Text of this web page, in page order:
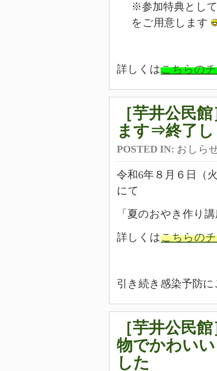
※参加特典とし
をご用意します
詳しくはこちらの
［芋井公民
ます⇒終了
POSTED IN: おしら
令和6年８月６日（
にて
「夏のおやき作り
詳しくはこちらの
引き続き感染予防
［芋井公民
物でかわい
した